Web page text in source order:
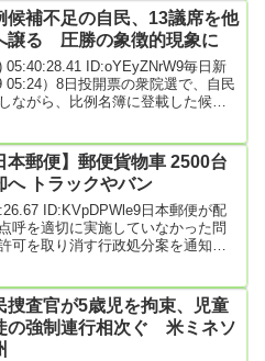
的な知能や認知能力が分析対象と
域が上位にラ...
候補不足の自民、13議席を他
譲る 圧勝の象徴的現象に
ID:oYEyZNrW9毎日新
）8日投開票の衆院選で、自民
ながら、比例名簿に登載した候補
席獲得できていた計算だ。小選挙
大半が当選したため、比例南関東
本郵便】郵便貨物車 2500台
売却へ トラックやバン
ID:KVpDPWle9日本郵便が配
呼を適切に実施していなかった問
可を取り消す行政処分案を通知さ
費を削減して業績への影響を抑え
却価格は対象車両の取得価格や使
捜査官が5歳児を拘束、児童
の強制連行相次ぐ 米ミネソ